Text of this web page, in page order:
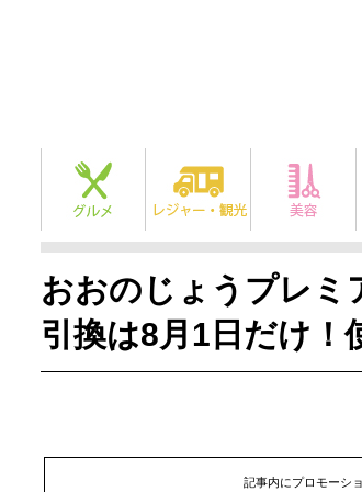
おおのじょうプレミ
引換は8月1日だけ！
記事内にプロモーシ